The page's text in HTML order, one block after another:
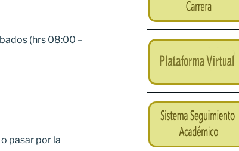
(hrs 08:00 –
pasar por la